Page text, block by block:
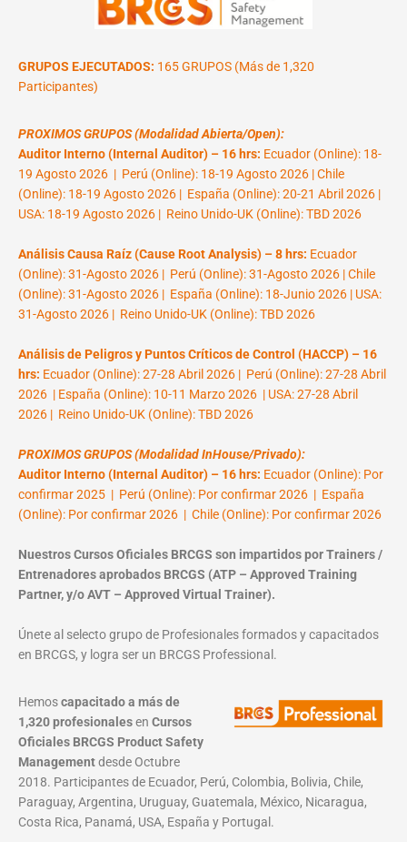
GRUPOS EJECUTADOS: 165 GRUPOS (Más de 1,320
Participantes)
PROXIMOS GRUPOS (Modalidad Abierta/Open):
Auditor Interno (Internal Auditor) – 16 hrs: Ecuador (Online): 18-
19 Agosto 2026 | Perú (Online): 18-19 Agosto 2026 | Chile
(Online): 18-19 Agosto 2026 | España (Online): 20-21 Abril 2026 |
USA: 18-19 Agosto 2026 | Reino Unido-UK (Online): TBD 2026
Análisis Causa Raíz (Cause Root Analysis) – 8 hrs: Ecuador
(Online): 31-Agosto 2026 | Perú (Online): 31-Agosto 2026 | Chile
(Online): 31-Agosto 2026 | España (Online): 18-Junio 2026 | USA:
31-Agosto 2026 | Reino Unido-UK (Online): TBD 2026
Análisis de Peligros y Puntos Críticos de Control (HACCP) – 16
hrs: Ecuador (Online): 27-28 Abril 2026 | Perú (Online): 27-28 Abril
2026 | España (Online): 10-11 Marzo 2026 | USA: 27-28 Abril
2026 | Reino Unido-UK (Online): TBD 2026
PROXIMOS GRUPOS (Modalidad InHouse/Privado):
Auditor Interno (Internal Auditor) – 16 hrs: Ecuador (Online): Por
confirmar 2025 | Perú (Online): Por confirmar 2026 | España
(Online): Por confirmar 2026 | Chile (Online): Por confirmar 2026
Nuestros Cursos Oficiales BRCGS son impartidos por Trainers /
Entrenadores aprobados BRCGS (ATP – Approved Training
Partner, y/o AVT – Approved Virtual Trainer).
Únete al selecto grupo de Profesionales formados y capacitados
en BRCGS, y logra ser un BRCGS Professional.
Hemoscapacitado a más de
1,320 profesionalesen Cursos
Oficiales BRCGS Product Safety
Managementdesde Octubre
2018. Participantes de Ecuador, Perú, Colombia, Bolivia, Chile,
Paraguay, Argentina, Uruguay, Guatemala, México, Nicaragua,
Costa Rica, Panamá, USA, España y Portugal.